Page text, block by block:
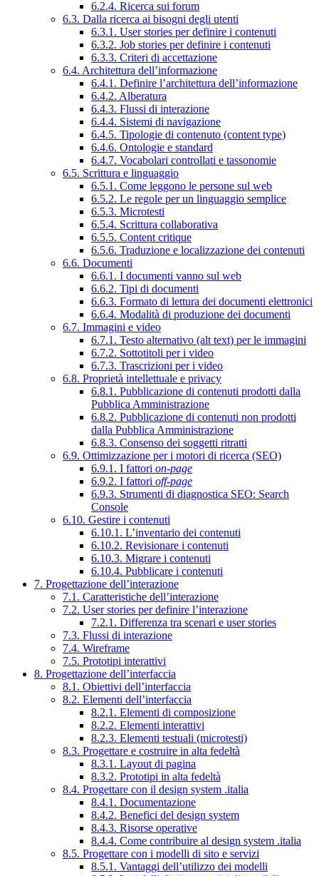
6.2.4. Ricerca sui forum
6.3. Dalla ricerca ai bisogni degli utenti
6.3.1. User stories per definire i contenuti
6.3.2. Job stories per definire i contenuti
6.3.3. Criteri di accettazione
6.4. Architettura dell’informazione
6.4.1. Definire l’architettura dell’informazione
6.4.2. Alberatura
6.4.3. Flussi di interazione
6.4.4. Sistemi di navigazione
6.4.5. Tipologie di contenuto (content type)
6.4.6. Ontologie e standard
6.4.7. Vocabolari controllati e tassonomie
6.5. Scrittura e linguaggio
6.5.1. Come leggono le persone sul web
6.5.2. Le regole per un linguaggio semplice
6.5.3. Microtesti
6.5.4. Scrittura collaborativa
6.5.5. Content critique
6.5.6. Traduzione e localizzazione dei contenuti
6.6. Documenti
6.6.1. I documenti vanno sul web
6.6.2. Tipi di documenti
6.6.3. Formato di lettura dei documenti elettronici
6.6.4. Modalità di produzione dei documenti
6.7. Immagini e video
6.7.1. Testo alternativo (alt text) per le immagini
6.7.2. Sottotitoli per i video
6.7.3. Trascrizioni per i video
6.8. Proprietà intellettuale e privacy
6.8.1. Pubblicazione di contenuti prodotti dalla
Pubblica Amministrazione
6.8.2. Pubblicazione di contenuti non prodotti
dalla Pubblica Amministrazione
6.8.3. Consenso dei soggetti ritratti
6.9. Ottimizzazione per i motori di ricerca (SEO)
6.9.1. I fattori on-page
6.9.2. I fattori off-page
6.9.3. Strumenti di diagnostica SEO: Search
Console
6.10. Gestire i contenuti
6.10.1. L’inventario dei contenuti
6.10.2. Revisionare i contenuti
6.10.3. Migrare i contenuti
6.10.4. Pubblicare i contenuti
7. Progettazione dell’interazione
7.1. Caratteristiche dell’interazione
7.2. User stories per definire l’interazione
7.2.1. Differenza tra scenari e user stories
7.3. Flussi di interazione
7.4. Wireframe
7.5. Prototipi interattivi
8. Progettazione dell’interfaccia
8.1. Obiettivi dell’interfaccia
8.2. Elementi dell’interfaccia
8.2.1. Elementi di composizione
8.2.2. Elementi interattivi
8.2.3. Elementi testuali (microtesti)
8.3. Progettare e costruire in alta fedeltà
8.3.1. Layout di pagina
8.3.2. Prototipi in alta fedeltà
8.4. Progettare con il design system .italia
8.4.1. Documentazione
8.4.2. Benefici del design system
8.4.3. Risorse operative
8.4.4. Come contribuire al design system .italia
8.5. Progettare con i modelli di sito e servizi
8.5.1. Vantaggi dell’utilizzo dei modelli